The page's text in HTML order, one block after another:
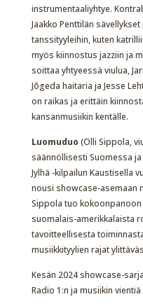
instrumentaaliyhtye.
Jaakko Penttilän
tanssityyleihin, kuten
myös kiinnostus jazziin ja
soittaa yhtyeessä viulua,
Jõgeda haitaria ja Jesse
on raikas ja erittäin
kansanmusiikin kentälle.
Luomuduo (Olli Sippola,
säännöllisesti Suomessa
Jylhä -kilpailun Kaustisella
nousi showcase-asemaan
Sippola tuo kokoonpanoon
suomalais-amerikkalaista
tavoitteellisesta
musiikkityylien rajat
Kesän 2024 showcase-
Radio 1:n ja musiikin